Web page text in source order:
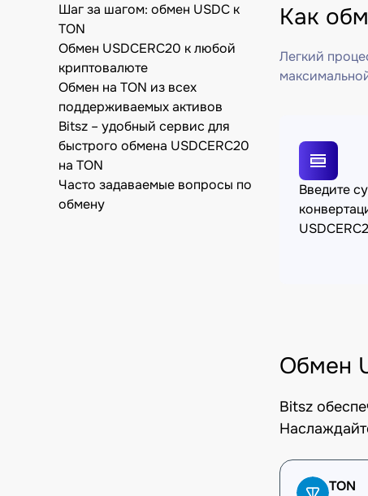
Шаг за шагом: обмен USDC к
TON
Обмен USDCERC20 к любой
криптовалюте
Обмен на TON из всех
поддерживаемых активов
Bitsz – удобный сервис для
быстрого обмена USDCERC20
на TON
Часто задаваемые вопросы по
обмену
Как
Легкий
Введите
Обмен
Bitsz
TON